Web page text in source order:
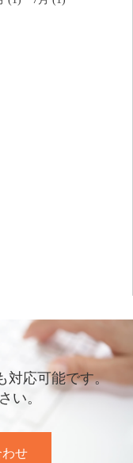
対応可能です。
い。
わせ